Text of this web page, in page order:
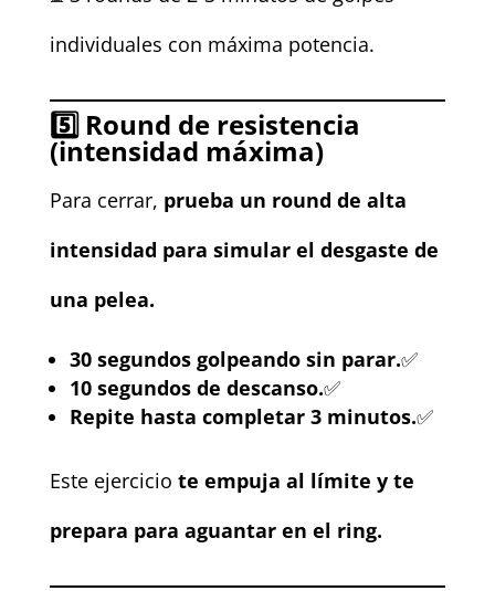
individuales con máxima potencia.
5️⃣ Round de resistencia
(intensidad máxima)
Para cerrar, prueba un round de alta
intensidad para simular el desgaste de
una pelea.
30 segundos golpeando sin parar.✅
10 segundos de descanso.✅
Repite hasta completar 3 minutos.✅
Este ejercicio te empuja al límite y te
prepara para aguantar en el ring.